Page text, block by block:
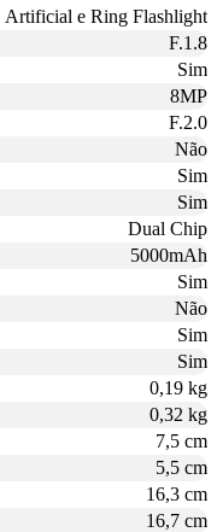
Artificial e Ring Flashlight
F.1.8
Sim
8MP
F.2.0
Não
Sim
Sim
Dual Chip
5000mAh
Sim
Não
Sim
Sim
0,19 kg
0,32 kg
7,5 cm
5,5 cm
16,3 cm
16,7 cm